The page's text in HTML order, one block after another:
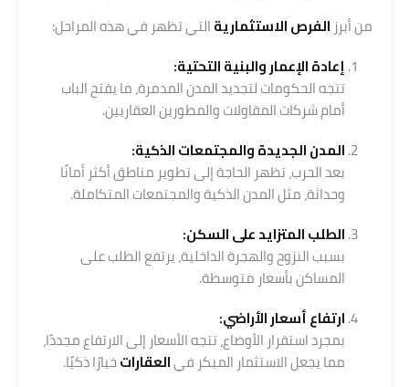
من أبرز الفرص الاستثماريةالتي تظهر في هذه المراحل:
إعادة الإعمار والبنية التحتية:
تتجه الحكومات لتجديد المدن المدمرة، ما يفتح الباب
أمام شركات المقاولات والمطورين العقاريين.
المدن الجديدة والمجتمعات الذكية:
بعد الحرب، تظهر الحاجة إلى تطوير مناطق أكثر أمانًا
وحداثة، مثل المدن الذكية والمجتمعات المتكاملة.
الطلب المتزايد على السكن:
بسبب النزوح والهجرة الداخلية، يرتفع الطلب على
المساكن بأسعار متوسطة.
ارتفاع أسعار الأراضي:
بمجرد استقرار الأوضاع، تتجه الأسعار إلى الارتفاع مجددًا،
مما يجعل الاستثمار المبكر فيالعقاراتخيارًا ذكيًا.